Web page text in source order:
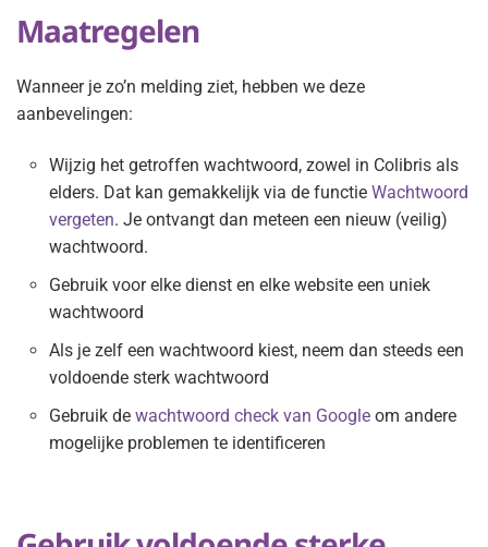
Maatregelen
Wanneer je zo’n melding ziet, hebben we deze
aanbevelingen:
Wijzig het getroffen wachtwoord, zowel in Colibris als
elders. Dat kan gemakkelijk via de functie Wachtwoord
vergeten. Je ontvangt dan meteen een nieuw (veilig)
wachtwoord.
Gebruik voor elke dienst en elke website een uniek
wachtwoord
Als je zelf een wachtwoord kiest, neem dan steeds een
voldoende sterk wachtwoord
Gebruik de wachtwoord check van Google om andere
mogelijke problemen te identificeren